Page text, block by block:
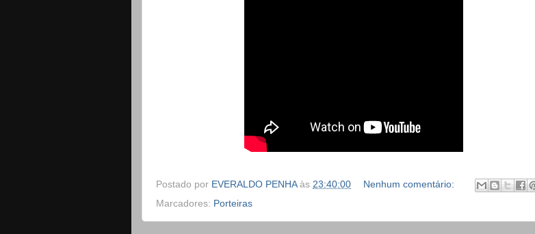
Postado por EVERALDO PENHA às 23:40:00
Nenhum comentário:
Marcadores: Porteiras